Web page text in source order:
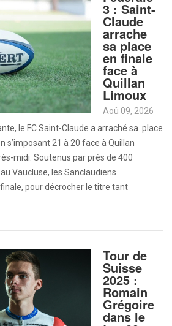
3 : Saint-
Claude
arrache
sa place
en finale
face à
Quillan
Limoux
Aoû 09, 2026
le FC Saint-Claude a arraché sa place
s’imposant 21 à 20 face à Quillan
midi. Soutenus par près de 400
Vaucluse, les Sanclaudiens
pour décrocher le titre tant
Tour de
Suisse
2025 :
Romain
Grégoire
dans le